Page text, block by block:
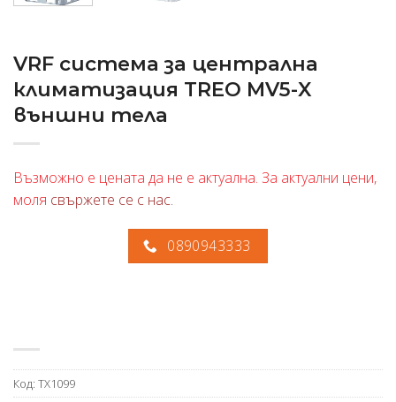
VRF система за централна
климатизация TREO MV5-X
външни тела
Възможно е цената да не е актуална. За актуални цени,
моля свържете се с нас.
0890943333
Код: TX1099